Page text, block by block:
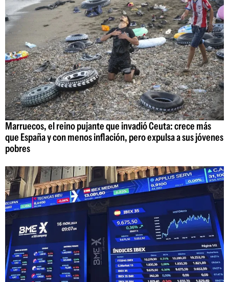
Marruecos, el reino pujante que invadió Ceuta: crece más
que España y con menos inflación, pero expulsa a sus jóvenes
pobres